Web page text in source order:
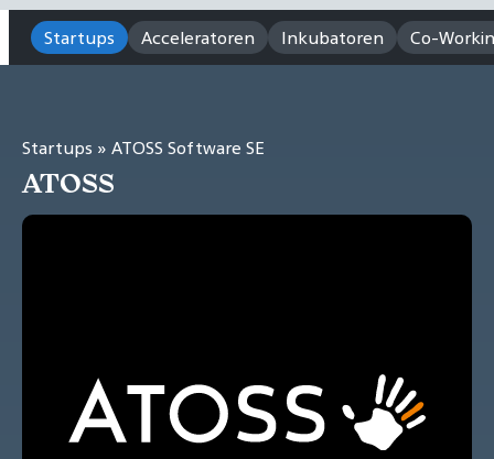
Startups Acceleratoren Inkubatoren Co-
Startups » ATOSS Software SE
ATOSS